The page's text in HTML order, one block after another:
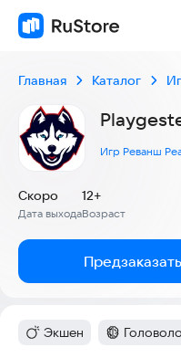
Главная Каталог
Игр Реванш
Дата выхода
Скоро
Возраст
12+
Категория
Экшен Категория: